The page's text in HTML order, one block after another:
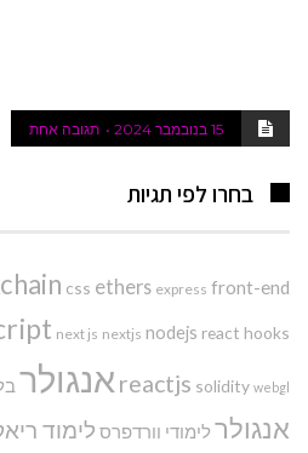
15 בנובמבר 2024 תגובה אחת
בחרו לפי תגיות
css ethers express front-end
next js nextjs nodejs react hooks
reactjs solidity webgl אנגולר
אנגולר לימודי וורדפרס לימוד